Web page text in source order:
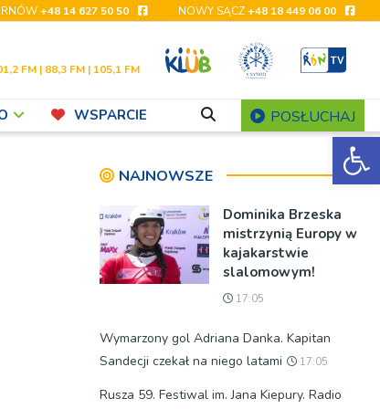
+48 14 627 50 50 NOWY SĄCZ+48 18 449 06 00
FM | 88,3 FM | 105,1 FM
WSPARCIE POSŁUCHAJ
NAJNOWSZE
Dominika Brzeska
mistrzynią Europy w
kajakarstwie
slalomowym!
17:05
Wymarzony gol Adriana Danka. Kapitan
Sandecji czekał na niego latami
17:05
Rusza 59. Festiwal im. Jana Kiepury. Radio